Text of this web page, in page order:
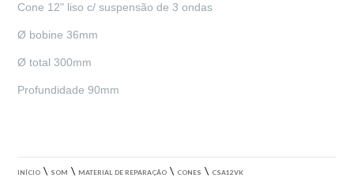
Cone 12" liso c/ suspensão de 3 ondas
Ø bobine 36mm
Ø total 300mm
Profundidade 90mm
INÍCIO \ SOM \ MATERIAL DE REPARAÇÃO \ CONES \ CSA12VK